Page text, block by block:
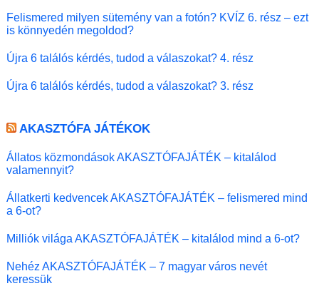
Felismered milyen sütemény van a fotón? KVÍZ 6. rész – ezt
is könnyedén megoldod?
Újra 6 találós kérdés, tudod a válaszokat? 4. rész
Újra 6 találós kérdés, tudod a válaszokat? 3. rész
AKASZTÓFA JÁTÉKOK
Állatos közmondások AKASZTÓFAJÁTÉK – kitalálod
valamennyit?
Állatkerti kedvencek AKASZTÓFAJÁTÉK – felismered mind
a 6-ot?
Milliók világa AKASZTÓFAJÁTÉK – kitalálod mind a 6-ot?
Nehéz AKASZTÓFAJÁTÉK – 7 magyar város nevét
keressük